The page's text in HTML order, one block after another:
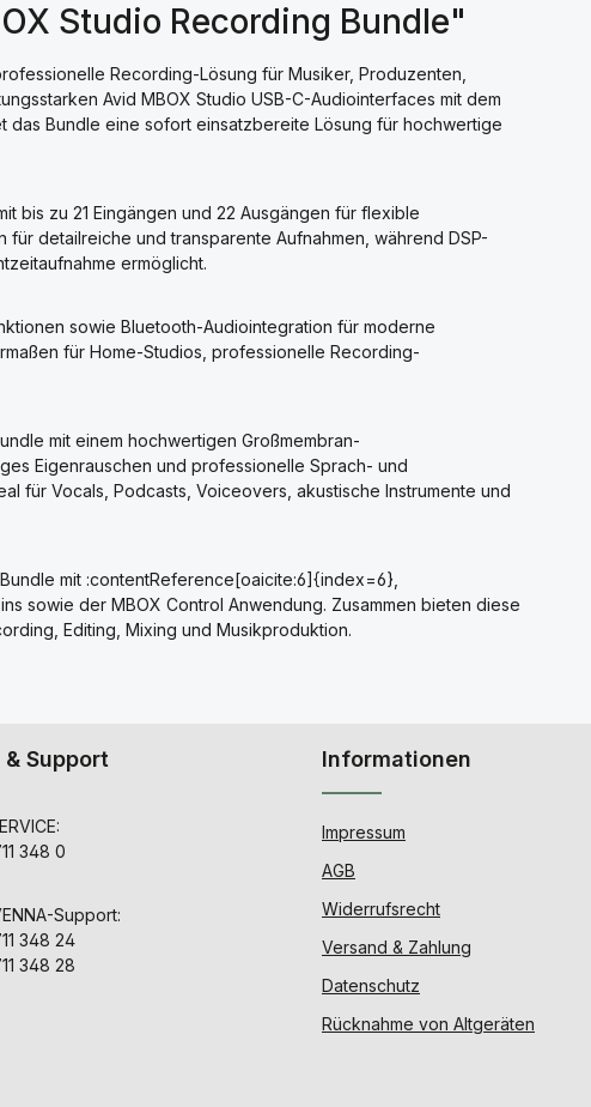
Studio Recording Bundle"
Recording-Lösung für Musiker, Produzenten,
Avid MBOX Studio USB-C-Audiointerfaces mit dem
das Bundle eine sofort einsatzbereite Lösung für hochwertige
bis zu 21 Eingängen und 22 Ausgängen für flexible
detailreiche und transparente Aufnahmen, während DSP-
ermöglicht.
sowie Bluetooth-Audiointegration für moderne
für Home-Studios, professionelle Recording-
mit einem hochwertigen Großmembran-
Eigenrauschen und professionelle Sprach- und
für Vocals, Podcasts, Voiceovers, akustische Instrumente und
mit :contentReference[oaicite:6]{index=6},
sowie der MBOX Control Anwendung. Zusammen bieten diese
Editing, Mixing und Musikproduktion.
Support
348 0
Support:
348 24
348 28
Informationen
Impressum
AGB
Widerrufsrecht
Versand & Zahlung
Datenschutz
Rücknahme von Altgeräten